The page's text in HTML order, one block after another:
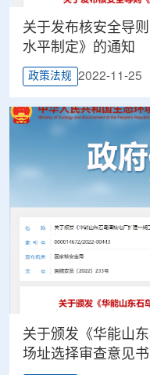
关于发布核安全导
水平制定》的通知
政策法规 2022-11-25
关于颁发《华能山
场址选择审查意见